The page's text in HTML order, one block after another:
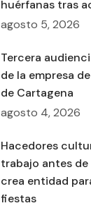
huérfanas tras
agosto 5, 2026
Tercera
de la empresa
de Cartagena
agosto 4, 2026
Hacedores
trabajo antes
crea entidad
fiestas